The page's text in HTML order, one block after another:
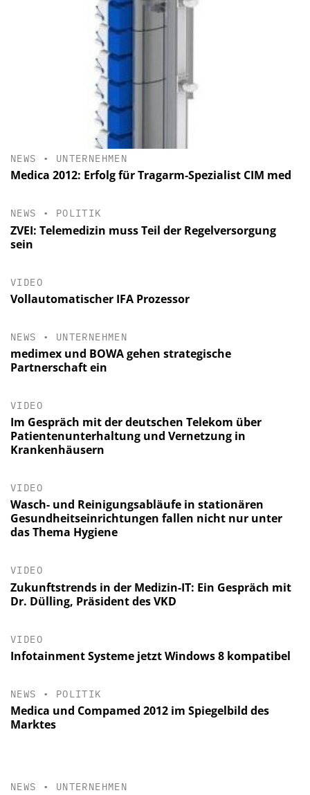
NEWS • UNTERNEHMEN
Medica 2012: Erfolg für Tragarm-Spezialist CIM med
NEWS • POLITIK
ZVEI: Telemedizin muss Teil der Regelversorgung
sein
VIDEO
Vollautomatischer IFA Prozessor
NEWS • UNTERNEHMEN
medimex und BOWA gehen strategische
Partnerschaft ein
VIDEO
Im Gespräch mit der deutschen Telekom über
Patientenunterhaltung und Vernetzung in
Krankenhäusern
VIDEO
Wasch- und Reinigungsabläufe in stationären
Gesundheitseinrichtungen fallen nicht nur unter
das Thema Hygiene
VIDEO
Zukunftstrends in der Medizin-IT: Ein Gespräch mit
Dr. Dülling, Präsident des VKD
VIDEO
Infotainment Systeme jetzt Windows 8 kompatibel
NEWS • POLITIK
Medica und Compamed 2012 im Spiegelbild des
Marktes
NEWS • UNTERNEHMEN